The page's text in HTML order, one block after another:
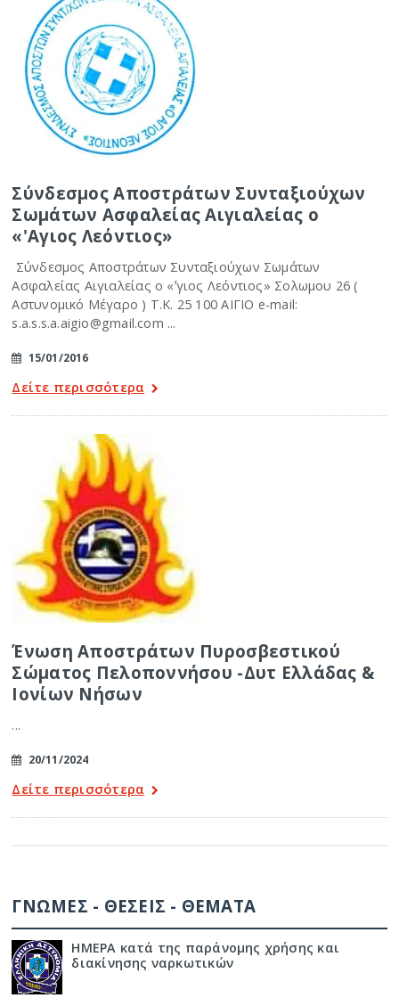
Σύνδεσμος Αποστράτων Συνταξιούχων
Σωμάτων Ασφαλείας Αιγιαλείας ο
«'Αγιος Λεόντιος»
Σύνδεσμος Αποστράτων Συνταξιούχων Σωμάτων
Ασφαλείας Αιγιαλείας ο «ʼγιος Λεόντιος» Σολωμου 26 (
Αστυνομικό Μέγαρο ) Τ.Κ. 25 100 ΑΙΓΙΟ e-mail:
s.a.s.s.a.aigio@gmail.com ...
15/01/2016
Δείτε περισσότερα
Ένωση Αποστράτων Πυροσβεστικού
Σώματος Πελοποννήσου -Δυτ Ελλάδας &
Ιονίων Νήσων
...
20/11/2024
Δείτε περισσότερα
ΓΝΩΜΕΣ - ΘΕΣΕΙΣ - ΘΕΜΑΤΑ
ΗΜΕΡΑ κατά της παράνομης χρήσης και
διακίνησης ναρκωτικών